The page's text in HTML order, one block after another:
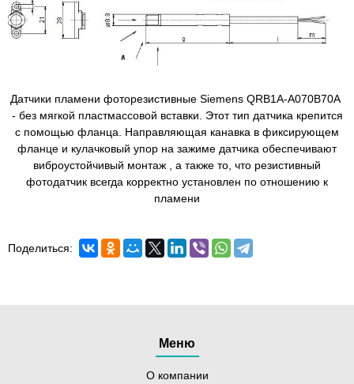
Датчики пламени фоторезистивные Siemens QRB1A-A070B70A
- без мягкой пластмассовой вставки. Этот тип датчика крепится
с помощью фланца. Направляющая канавка в фиксирующем
фланце и кулачковый упор на зажиме датчика обеспечивают
виброустойчивый монтаж , а также то, что резистивный
фотодатчик всегда корректно установлен по отношению к
пламени
Поделиться:
Меню
О компании